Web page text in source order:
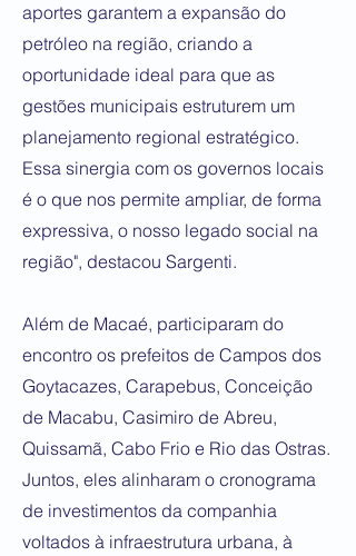
aportes garantem a expansão do
petróleo na região, criando a
oportunidade ideal para que as
gestões municipais estruturem um
planejamento regional estratégico.
Essa sinergia com os governos locais
é o que nos permite ampliar, de forma
expressiva, o nosso legado social na
região", destacou Sargenti.
Além de Macaé, participaram do
encontro os prefeitos de Campos dos
Goytacazes, Carapebus, Conceição
de Macabu, Casimiro de Abreu,
Quissamã, Cabo Frio e Rio das Ostras.
Juntos, eles alinharam o cronograma
de investimentos da companhia
voltados à infraestrutura urbana, à